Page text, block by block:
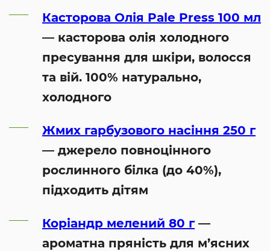
Касторова Олія Pale Press 100 мл
— касторова олія холодного
пресування для шкіри, волосся
та вій. 100% натурально,
холодного
Жмих гарбузового насіння 250 г
— джерело повноцінного
рослинного білка (до 40%),
підходить дітям
Коріандр мелений 80 г—
ароматна пряність для м’ясних